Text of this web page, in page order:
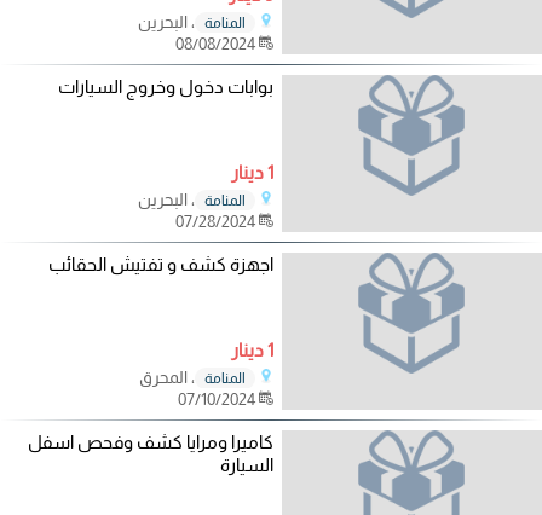
المنامة
، البحرين
08/08/2024
بوابات دخول وخروج السيارات
1 دينار
المنامة
، البحرين
07/28/2024
اجهزة كشف و تفتيش الحقائب
1 دينار
المنامة
، المحرق
07/10/2024
كاميرا ومرايا كشف وفحص اسفل
السيارة